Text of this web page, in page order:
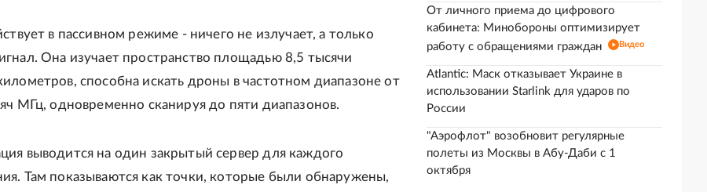
в пассивном режиме - ничего не излучает, а только
Она изучает пространство площадью 8,5 тысячи
способна искать дроны в частотном диапазоне от
МГц, одновременно сканируя до пяти диапазонов.
выводится на один закрытый сервер для каждого
Там показываются как точки, которые были обнаружены,
От личного приема до цифрового
кабинета: Минобороны оптимизирует
работу с обращениями граждан
Видео
Atlantic: Маск отказывает Украине в
использовании Starlink для ударов по
России
"Аэрофлот" возобновит регулярные
полеты из Москвы в Абу-Даби с 1
октября